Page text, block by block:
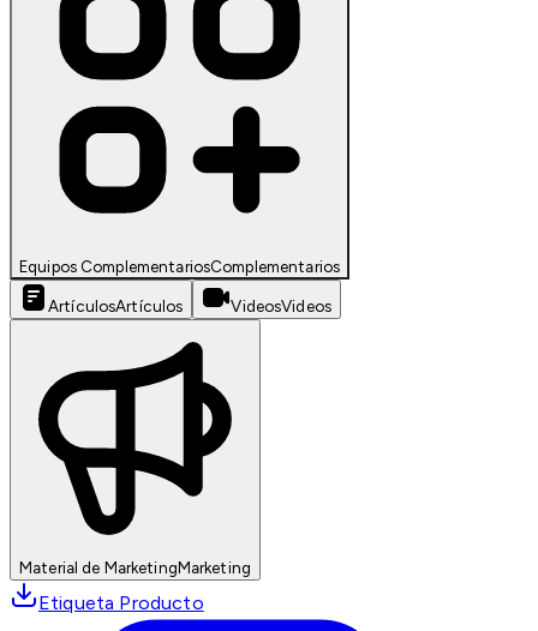
Equipos ComplementariosComplementarios
ArtículosArtículos VideosVideos
Material de MarketingMarketing
Etiqueta Producto